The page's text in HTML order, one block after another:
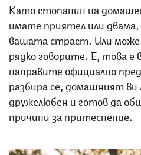
Като стопанин на
имате приятел или
вашата страст. Или може
рядко говорите. Е, това
направите официално
разбира се, домашният ви
дружелюбен и готов да
причини за притеснение.